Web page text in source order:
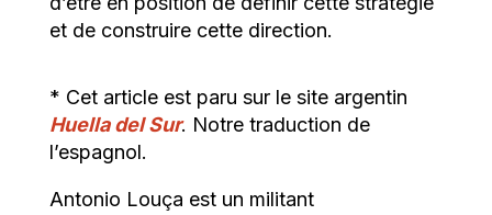
et de construire cette direction.
* Cet article est paru sur le site argentin
Huella del Sur. Notre traduction de
l’espagnol.
Antonio Louça est un militant